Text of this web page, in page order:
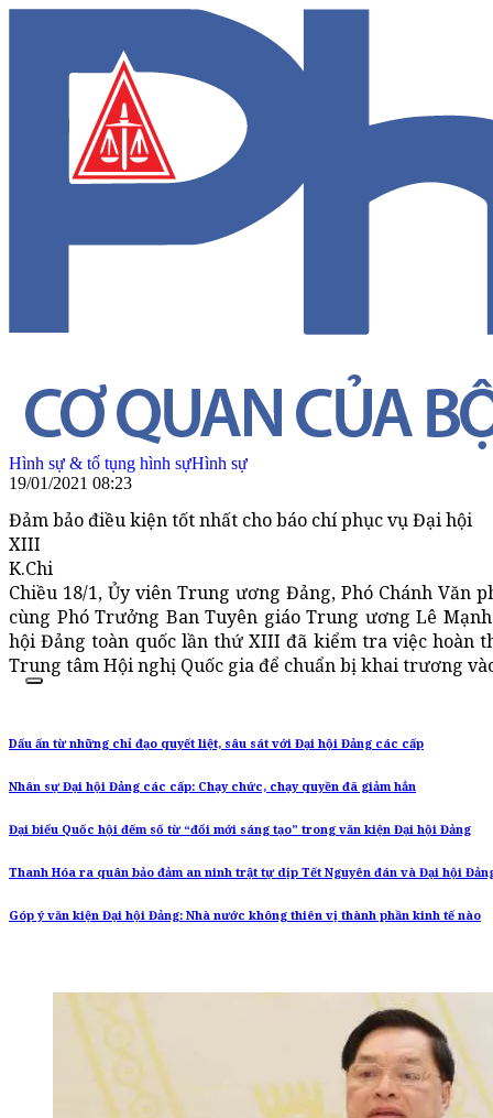
Hình sự & tố tụng hình sựHình sự
19/01/2021 08:23
Đảm bảo điều kiện tốt nhất cho báo chí phục vụ Đại hội
XIII
K.Chi
Chiều 18/1, Ủy viên Trung ương Đảng, Phó Chánh Văn
cùng Phó Trưởng Ban Tuyên giáo Trung ương Lê
hội Đảng toàn quốc lần thứ XIII đã kiểm tra việc hoàn
Trung tâm Hội nghị Quốc gia để chuẩn bị khai trương
Dấu ấn từ những chỉ đạo quyết liệt, sâu sát với Đại hội Đảng các cấp
Nhân sự Đại hội Đảng các cấp: Chạy chức, chạy quyền đã giảm hẳn
Đại biểu Quốc hội đếm số từ “đổi mới sáng tạo” trong văn kiện Đại hội Đảng
Thanh Hóa ra quân bảo đảm an ninh trật tự dịp Tết Nguyên đán và Đại hội
Góp ý văn kiện Đại hội Đảng: Nhà nước không thiên vị thành phần kinh tế nào